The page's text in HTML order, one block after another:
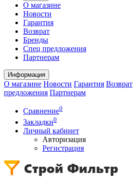
О магазине
Новости
Гарантия
Возврат
Бренды
Спец предложения
Партнерам
Информация
О магазине Новости Гарантия Возврат
предложения Партнерам
Сравнение0
Закладки0
Личный кабинет
Авторизация
Регистрация